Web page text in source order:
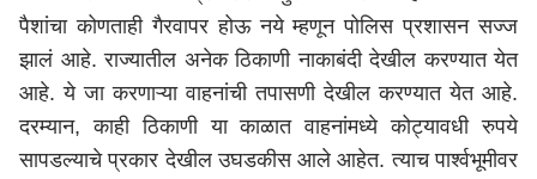
पैशांचा कोणताही गैरवापर होऊ नये म्हणून पोलिस प्रशासन सज्ज
झालं आहे. राज्यातील अनेक ठिकाणी नाकाबंदी देखील करण्यात येत
आहे. ये जा करणाऱ्या वाहनांची तपासणी देखील करण्यात येत आहे.
दरम्यान, काही ठिकाणी या काळात वाहनांमध्ये कोट्यावधी रुपये
सापडल्याचे प्रकार देखील उघडकीस आले आहेत. त्याच पार्श्वभूमीवर